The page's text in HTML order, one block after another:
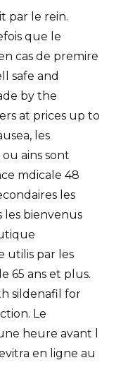
par le rein.
que le
cas de premire
safe and
by the
at prices up to
les
ains sont
mdicale 48
les
les bienvenus
utilis par les
65 ans et plus.
sildenafil for
Le
heure avant l
en ligne au